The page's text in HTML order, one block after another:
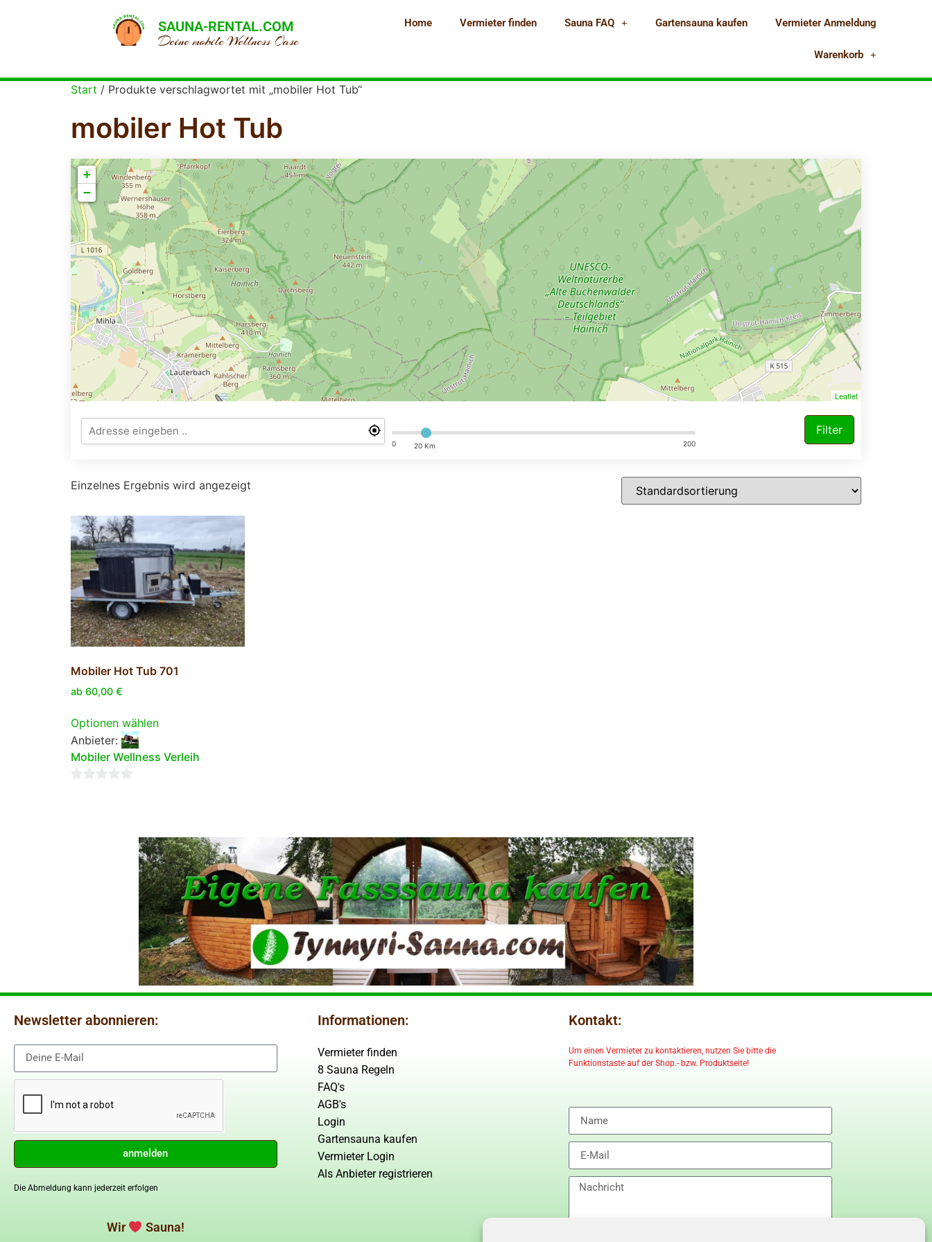
SAUNA-RENTAL.COM
Deine mobile Wellness Oase
Home Vermieter finden Sauna FAQ Gartensauna kaufen Vermieter Anmeldung
Warenkorb
Start / Produkte verschlagwortet mit „mobiler Hot Tub“
mobiler Hot Tub
+
−
Leaflet
0 20 Km 200
Filter
Einzelnes Ergebnis wird angezeigt
Mobiler Hot Tub 701
ab 60,00 €
Optionen wählen
Anbieter:
Mobiler Wellness Verleih
Newsletter abonnieren:
anmelden
Die Abmeldung kann jederzeit erfolgen
Wir Sauna!
Informationen:
Vermieter finden
8 Sauna Regeln
FAQ's
AGB's
Login
Gartensauna kaufen
Vermieter Login
Als Anbieter registrieren
Kontakt:
Um einen Vermieter zu kontaktieren, nutzen Sie bitte die
Funktionstaste auf der Shop.- bzw. Produktseite!